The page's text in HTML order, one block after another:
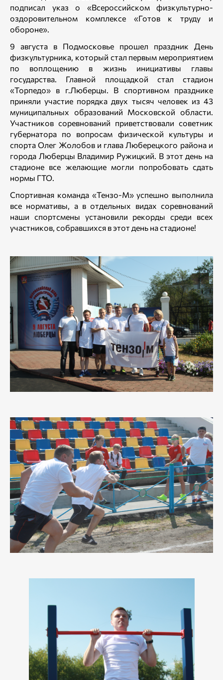
подписал указ о «Всероссийском физкультурно-
оздоровительном комплексе «Готов к труду и
обороне».
9 августа в Подмосковье прошел праздник День
физкультурника, который стал первым мероприятием
по воплощению в жизнь инициативы главы
государства. Главной площадкой стал стадион
«Торпедо» в г.Люберцы. В спортивном празднике
приняли участие порядка двух тысяч человек из 43
муниципальных образований Московской области.
Участников соревнований приветствовали советник
губернатора по вопросам физической культуры и
спорта Олег Жолобов и глава Люберецкого района и
города Люберцы Владимир Ружицкий. В этот день на
стадионе все желающие могли попробовать сдать
нормы ГТО.
Спортивная команда «Тензо-М» успешно выполнила
все нормативы, а в отдельных видах соревнований
наши спортсмены установили рекорды среди всех
участников, собравшихся в этот день на стадионе!